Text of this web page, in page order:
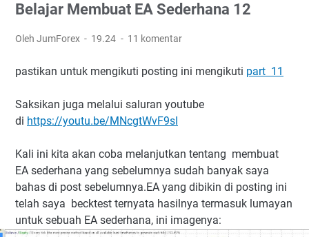
Belajar Membuat EA Sederhana 12
Oleh JumForex 19.24 11 komentar
pastikan untuk mengikuti posting ini mengikuti part 11
Saksikan juga melalui saluran youtube
di https://youtu.be/MNcgtWvF9sI
Kali ini kita akan coba melanjutkan tentang membuat
EA sederhana yang sebelumnya sudah banyak saya
bahas di post sebelumnya.EA yang dibikin di posting ini
telah saya becktest ternyata hasilnya termasuk lumayan
untuk sebuah EA sederhana, ini imagenya: